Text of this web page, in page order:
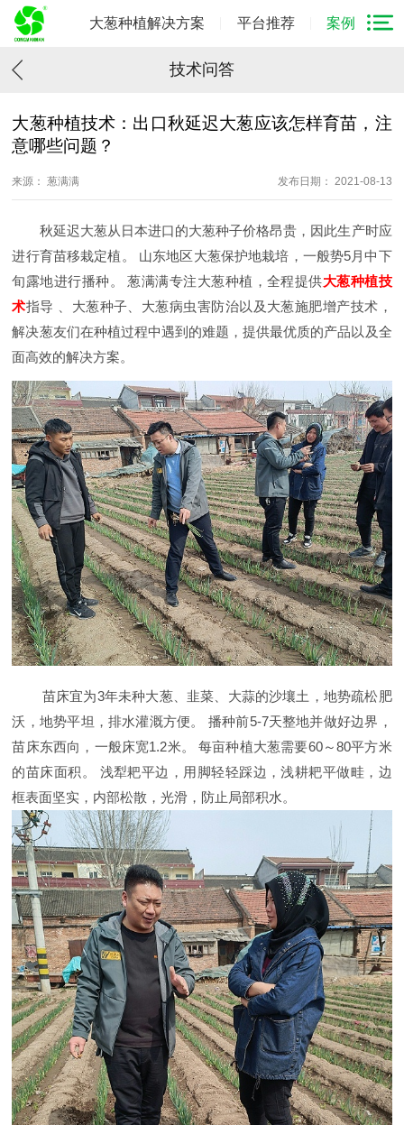
大葱种植解决方案 平台推荐 案例
技术问答
大葱种植技术：出口秋延迟大葱应该怎样育苗，注
意哪些问题？
来源： 葱满满 发布日期： 2021-08-13
秋延迟大葱从日本进口的大葱种子价格昂贵，因此生产时应
进行育苗移栽定植。 山东地区大葱保护地栽培，一般势5月中下
旬露地进行播种。 葱满满专注大葱种植，全程提供大葱种植技
术指导 、大葱种子、大葱病虫害防治以及大葱施肥增产技术，
解决葱友们在种植过程中遇到的难题，提供最优质的产品以及全
面高效的解决方案。
苗床宜为3年未种大葱、韭菜、大蒜的沙壤土，地势疏松肥
沃，地势平坦，排水灌溉方便。 播种前5-7天整地并做好边界，
苗床东西向，一般床宽1.2米。 每亩种植大葱需要60～80平方米
的苗床面积。 浅犁耙平边，用脚轻轻踩边，浅耕耙平做畦，边
框表面坚实，内部松散，光滑，防止局部积水。